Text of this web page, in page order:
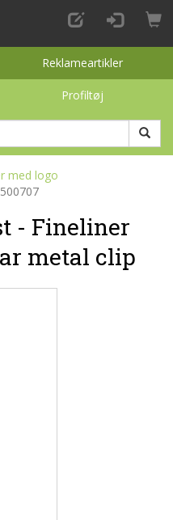
Reklameartikler
Profiltøj
med logo
- Fineliner
metal clip